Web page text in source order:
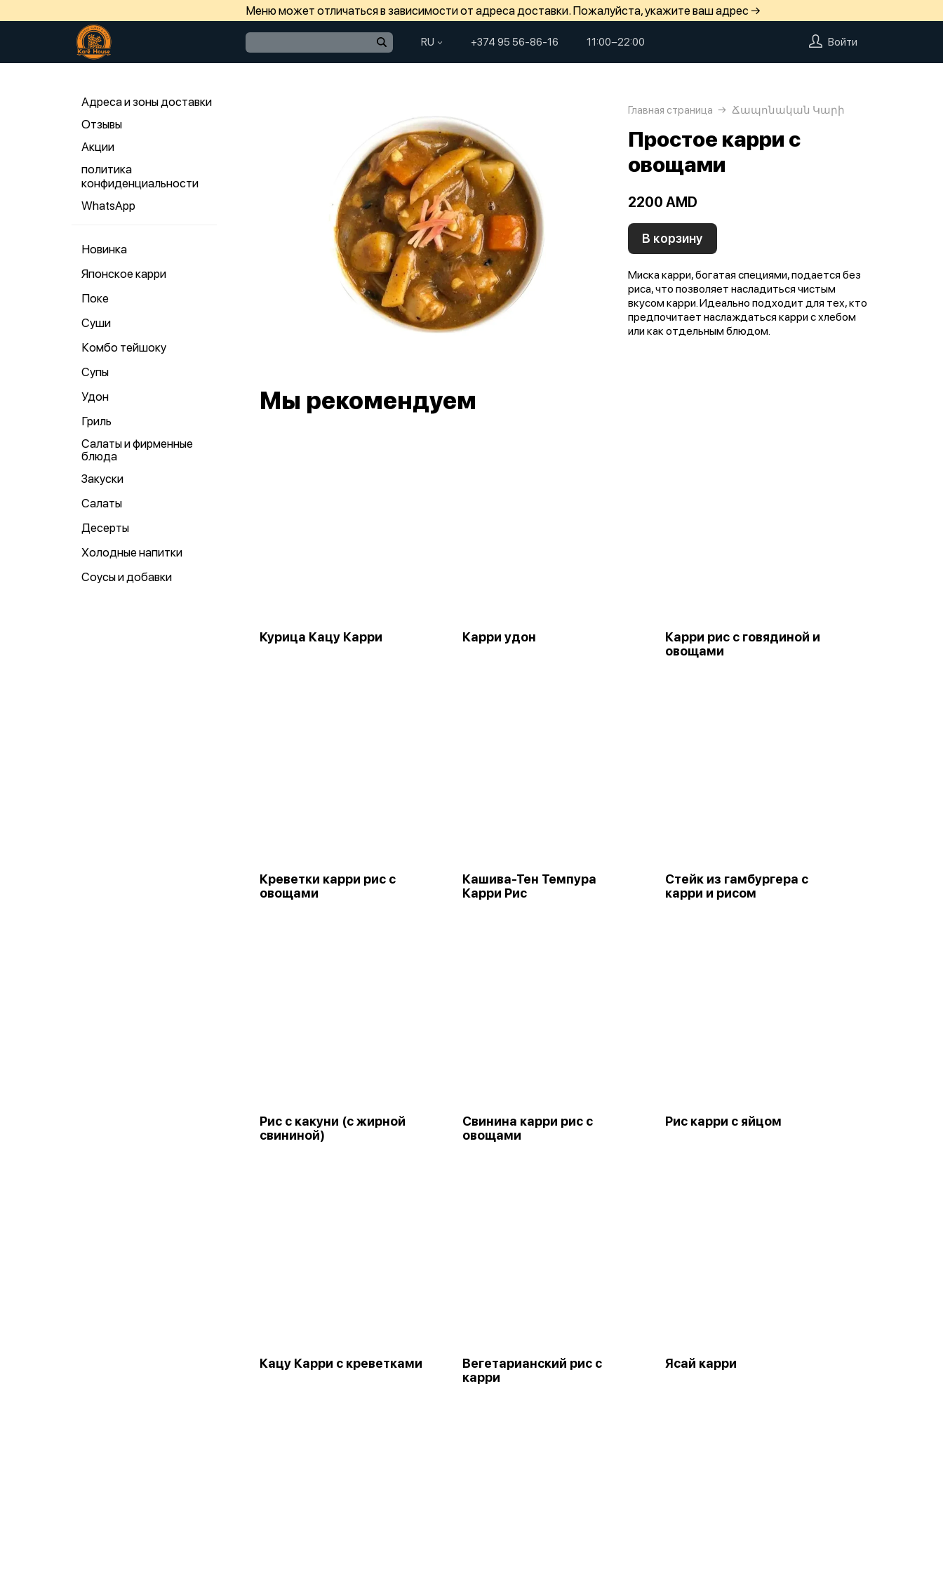
Меню может отличаться в зависимости от адреса доставки. Пожалуйста, укажите ваш адрес →
RU +374 95 56-86-16 11:00−22:00 Войти
Адреса и зоны доставки
Отзывы
Акции
политика
конфиденциальности
WhatsApp
Новинка
Японское карри
Поке
Суши
Комбо тейшоку
Супы
Удон
Гриль
Салаты и фирменные
блюда
Закуски
Салаты
Десерты
Холодные напитки
Соусы и добавки
Главная страница Ճապոնական Կարի
Простое карри с
овощами
2200 AMD
В корзину
Миска карри, богатая специями, подается без
риса, что позволяет насладиться чистым
вкусом карри. Идеально подходит для тех, кто
предпочитает наслаждаться карри с хлебом
или как отдельным блюдом.
Мы рекомендуем
Курица Кацу Карри Карри удон
Карри рис с говядиной и
овощами
Креветки карри рис с
овощами
Кашива-Тен Темпура
Карри Рис
Стейк из гамбургера с
карри и рисом
Рис с какуни (с жирной
свининой)
Свинина карри рис с
овощами
Рис карри с яйцом
Кацу Карри с креветками
Вегетарианский рис с
карри
Ясай карри